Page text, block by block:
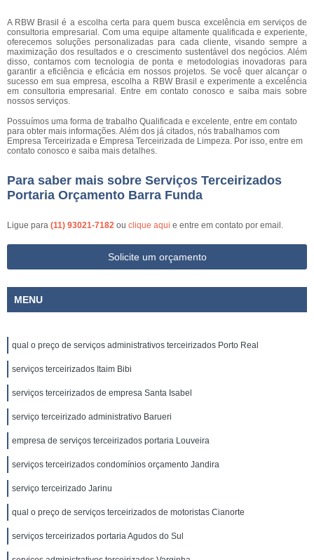
A RBW Brasil é a escolha certa para quem busca excelência em serviços de
consultoria empresarial. Com uma equipe altamente qualificada e experiente,
oferecemos soluções personalizadas para cada cliente, visando sempre a
maximização dos resultados e o crescimento sustentável dos negócios. Além
disso, contamos com tecnologia de ponta e metodologias inovadoras para
garantir a eficiência e eficácia em nossos projetos. Se você quer alcançar o
sucesso em sua empresa, escolha a RBW Brasil e experimente a excelência
em consultoria empresarial. Entre em contato conosco e saiba mais sobre
nossos serviços.
Possuímos uma forma de trabalho Qualificada e excelente, entre em contato
para obter mais informações. Além dos já citados, nós trabalhamos com
Empresa Terceirizada e Empresa Terceirizada de Limpeza. Por isso, entre em
contato conosco e saiba mais detalhes.
Para saber mais sobre Serviços Terceirizados
Portaria Orçamento Barra Funda
Ligue para (11) 93021-7182 ou clique aqui e entre em contato por email.
Solicite um orçamento
MENU
qual o preço de serviços administrativos terceirizados Porto Real
serviços terceirizados Itaim Bibi
serviços terceirizados de empresa Santa Isabel
serviço terceirizado administrativo Barueri
empresa de serviços terceirizados portaria Louveira
serviços terceirizados condomínios orçamento Jandira
serviço terceirizado Jarinu
qual o preço de serviços terceirizados de motoristas Cianorte
serviços terceirizados portaria Agudos do Sul